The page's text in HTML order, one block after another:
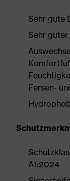
Sehr gute
Sehr
Fersen-
A1:2024